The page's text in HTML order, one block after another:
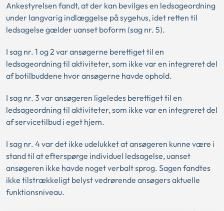
Ankestyrelsen fandt, at der kan bevilges en ledsageordning
under langvarig indlæggelse på sygehus, idet retten til
ledsagelse gælder uanset boform (sag nr. 5).
I sag nr. 1 og 2 var ansøgerne berettiget til en
ledsageordning til aktiviteter, som ikke var en integreret del
af botilbuddene hvor ansøgerne havde ophold.
I sag nr. 3 var ansøgeren ligeledes berettiget til en
ledsageordning til aktiviteter, som ikke var en integreret del
af servicetilbud i eget hjem.
I sag nr. 4 var det ikke udelukket at ansøgeren kunne være i
stand til at efterspørge individuel ledsagelse, uanset
ansøgeren ikke havde noget verbalt sprog. Sagen fandtes
ikke tilstrækkeligt belyst vedrørende ansøgers aktuelle
funktionsniveau.